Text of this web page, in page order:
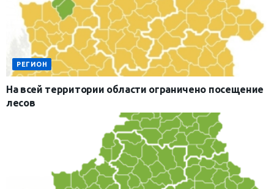
РЕГИОН
На всей территории области ограничено посещение
лесов